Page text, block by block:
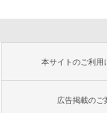
本サイトのご利用
広告掲載のご